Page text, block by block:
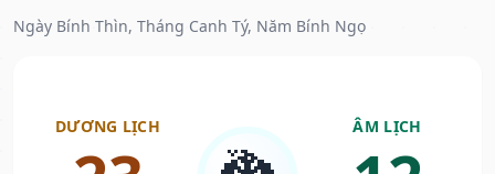
Ngày Bính Thìn, Tháng Canh Tý, Năm Bính Ngọ
DƯƠNG LỊCH ÂM LỊCH